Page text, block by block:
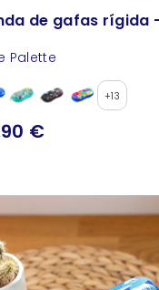
de gafas rígida
Palette
+13
€